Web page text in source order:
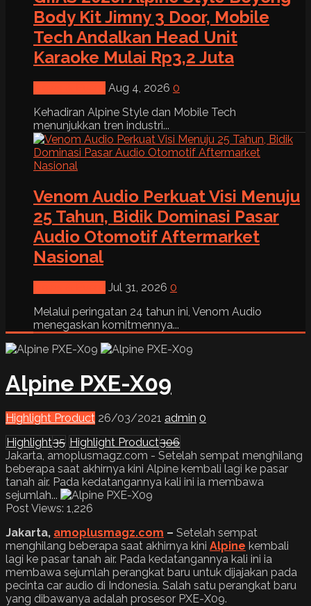
Body Kit Jimny 3 Door, Mobile
Tech Andalkan Head Unit
Karaoke Mulai Rp3,2 Juta
Aug 4, 2026 0
Kehadiran Alpine Style dan Mobile Tech
menunjukkan tren industri...
Venom Audio Perkuat Visi Menuju
25 Tahun, Bidik Dominasi Pasar
Audio Otomotif Aftermarket
Nasional
Jul 31, 2026 0
Melalui peringatan 24 tahun ini, Venom Audio
menegaskan komitmennya...
Alpine PXE-X09
Highlight Product 26/03/2021 admin 0
Highlight35 Highlight Product306
Jakarta, amoplusmagz.com - Setelah sempat menghilang
beberapa saat akhirnya kini Alpine kembali lagi ke pasar
tanah air. Pada kedatangannya kali ini ia membawa
sejumlah...
Post Views: 1,226
Jakarta, amoplusmagz.com – Setelah sempat
menghilang beberapa saat akhirnya kini Alpine kembali
lagi ke pasar tanah air. Pada kedatangannya kali ini ia
membawa sejumlah perangkat baru untuk dijajakan pada
pecinta car audio di Indonesia. Salah satu perangkat baru
yang dibawanya adalah prosesor PXE-X09.